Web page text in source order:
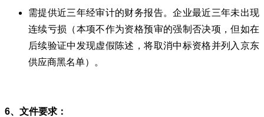
需提供近三年经审计的财务报告。企业最近三年未出现
连续亏损（本项不作为资格预审的强制否决项，但如在
后续验证中发现虚假陈述，将取消中标资格并列入京东
供应商黑名单）。
6、文件要求：